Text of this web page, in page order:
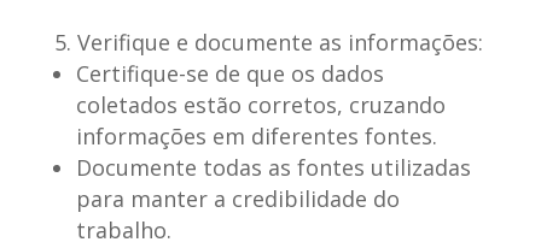
Verifique e documente as informações:
Certifique-se de que os dados
coletados estão corretos, cruzando
informações em diferentes fontes.
Documente todas as fontes utilizadas
para manter a credibilidade do
trabalho.